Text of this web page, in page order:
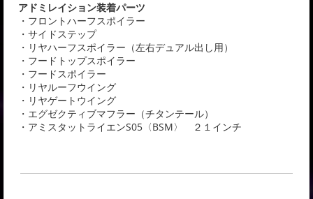
アドミレイション装着パーツ
・フロントハーフスポイラー
・サイドステップ
・リヤハーフスポイラー（左右デュアル出し用）
・フードトップスポイラー
・フードスポイラー
・リヤルーフウイング
・リヤゲートウイング
・エグゼクティブマフラー（チタンテール）
・アミスタットライエンS05〈BSM〉 ２１インチ